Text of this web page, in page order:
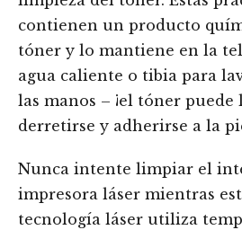
contienen un producto
tóner y lo mantiene en la
agua caliente o tibia para
las manos – ¡el tóner
derretirse y adherirse a la
Nunca intente limpiar el
impresora láser mientras
tecnología láser utiliza